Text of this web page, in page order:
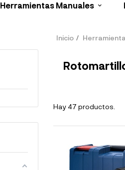
Herramientas Manuales
Inicio
Hay 47 productos.